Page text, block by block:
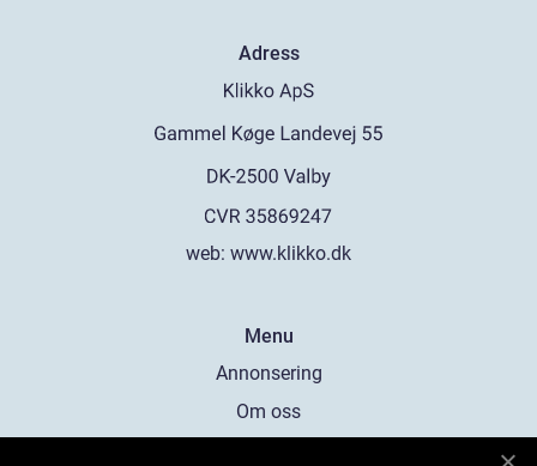
Adress
web: www.klikko.dk
Menu
Annonsering
Om oss